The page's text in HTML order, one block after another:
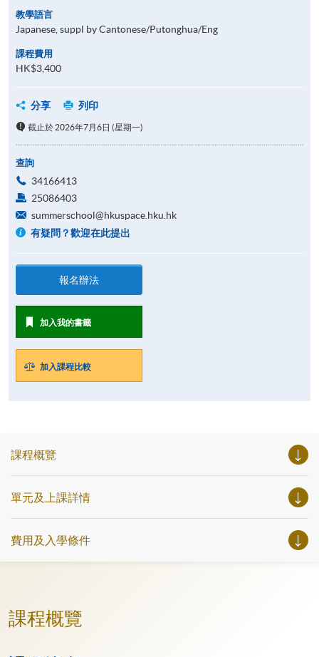
教學語言
Japanese, suppl by Cantonese/Putonghua/Eng
課程費用
HK$3,400
分享 列印
截止於 2026年7月6日 (星期一)
查詢
34166413
25086403
summerschool@hkuspace.hku.hk
有疑問？歡迎在此提出
報名辦法
加入我的書籤
加入課程比較
課程概覽
單元及上課詳情
費用及入學條件
課程概覽